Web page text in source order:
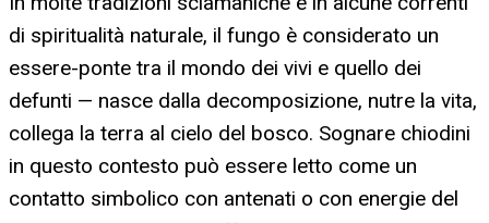
di spiritualità naturale, il fungo è considerato un
essere-ponte tra il mondo dei vivi e quello dei
defunti — nasce dalla decomposizione, nutre la vita,
collega la terra al cielo del bosco. Sognare chiodini
in questo contesto può essere letto come un
contatto simbolico con antenati o con energie del